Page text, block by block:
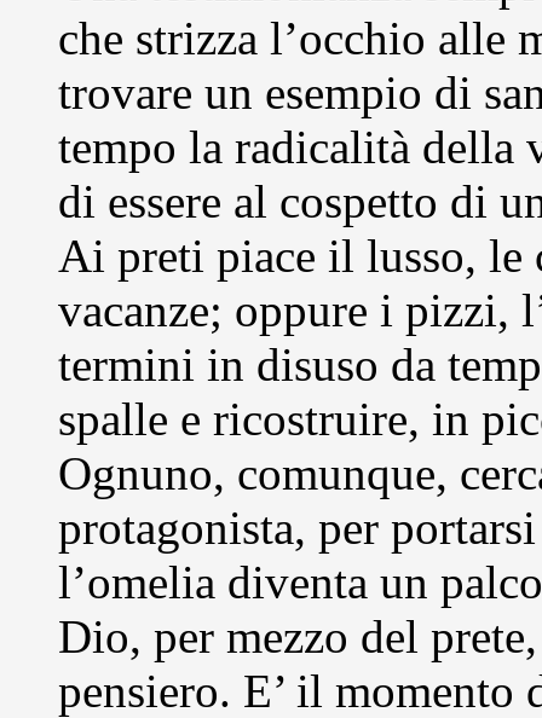
che strizza l’occhio alle
trovare un esempio di
tempo la radicalità della
di essere al cospetto di
Ai preti piace il lusso, le
vacanze; oppure i pizzi,
termini in disuso da
spalle e ricostruire, in
Ognuno, comunque,
protagonista, per
l’omelia diventa un
Dio, per mezzo del
pensiero. E’ il